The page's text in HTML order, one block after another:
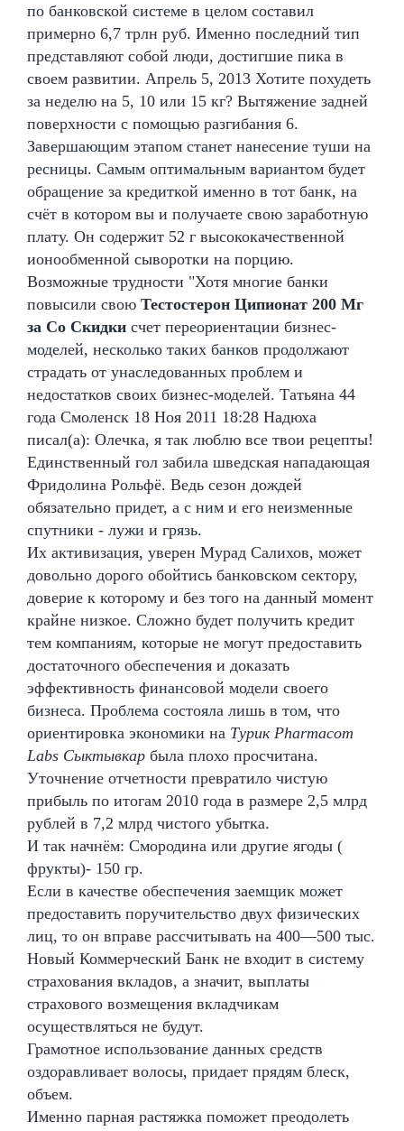
по банковской системе в целом составил
примерно 6,7 трлн руб. Именно последний тип
представляют собой люди, достигшие пика в
своем развитии. Апрель 5, 2013 Хотите похудеть
за неделю на 5, 10 или 15 кг? Вытяжение задней
поверхности с помощью разгибания 6.
Завершающим этапом станет нанесение туши на
ресницы. Самым оптимальным вариантом будет
обращение за кредиткой именно в тот банк, на
счёт в котором вы и получаете свою заработную
плату. Он содержит 52 г высококачественной
ионообменной сыворотки на порцию.
Возможные трудности "Хотя многие банки
повысили свою Тестостерон Ципионат 200 Мг
за Со Скидки счет переориентации бизнес-
моделей, несколько таких банков продолжают
страдать от унаследованных проблем и
недостатков своих бизнес-моделей. Татьяна 44
года Смоленск 18 Ноя 2011 18:28 Надюха
писал(а): Олечка, я так люблю все твои рецепты!
Единственный гол забила шведская нападающая
Фридолина Рольфё. Ведь сезон дождей
обязательно придет, а с ним и его неизменные
спутники - лужи и грязь.
Их активизация, уверен Мурад Салихов, может
довольно дорого обойтись банковском сектору,
доверие к которому и без того на данный момент
крайне низкое. Сложно будет получить кредит
тем компаниям, которые не могут предоставить
достаточного обеспечения и доказать
эффективность финансовой модели своего
бизнеса. Проблема состояла лишь в том, что
ориентировка экономики на Турик Pharmacom
Labs Сыктывкар была плохо просчитана.
Уточнение отчетности превратило чистую
прибыль по итогам 2010 года в размере 2,5 млрд
рублей в 7,2 млрд чистого убытка.
И так начнём: Смородина или другие ягоды (
фрукты)- 150 гр.
Если в качестве обеспечения заемщик может
предоставить поручительство двух физических
лиц, то он вправе рассчитывать на 400—500 тыс.
Новый Коммерческий Банк не входит в систему
страхования вкладов, а значит, выплаты
страхового возмещения вкладчикам
осуществляться не будут.
Грамотное использование данных средств
оздоравливает волосы, придает прядям блеск,
объем.
Именно парная растяжка поможет преодолеть